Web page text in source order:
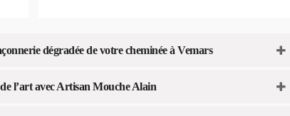
dégradée de votre cheminée à Vemars
l’art avec Artisan Mouche Alain